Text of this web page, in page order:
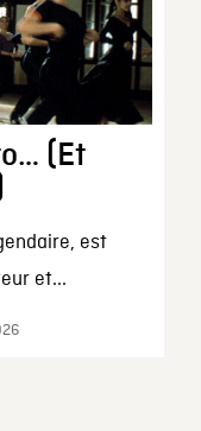
(Et
est
et...